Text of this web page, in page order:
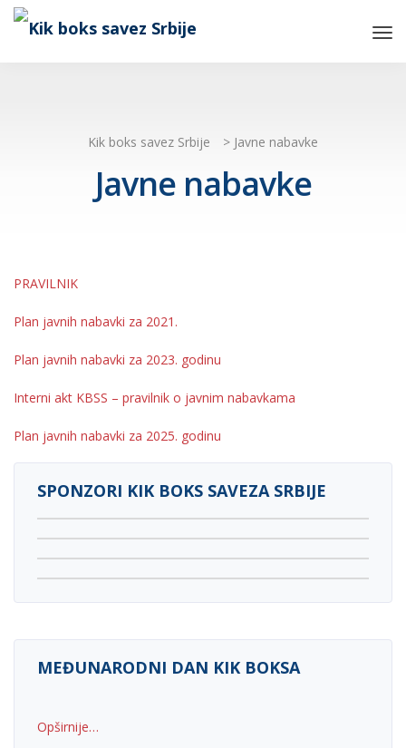
Kik boks savez Srbije > Javne nabavke
Javne nabavke
PRAVILNIK
Plan javnih nabavki za 2021.
Plan javnih nabavki za 2023. godinu
Interni akt KBSS – pravilnik o javnim nabavkama
Plan javnih nabavki za 2025. godinu
SPONZORI KIK BOKS SAVEZA SRBIJE
MEĐUNARODNI DAN KIK BOKSA
Opširnije…